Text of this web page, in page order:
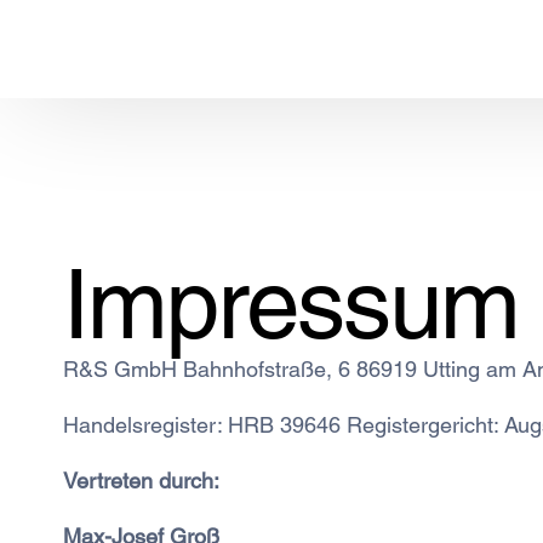
Impressum
R&S GmbH Bahnhofstraße, 6 86919 Utting am
Handelsregister: HRB 39646 Registergericht:
Vertreten durch:
Max-Josef Groß